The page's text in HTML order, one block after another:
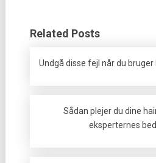
Related Posts
Undgå disse fejl når du
Sådan plejer du dine
eksperternes